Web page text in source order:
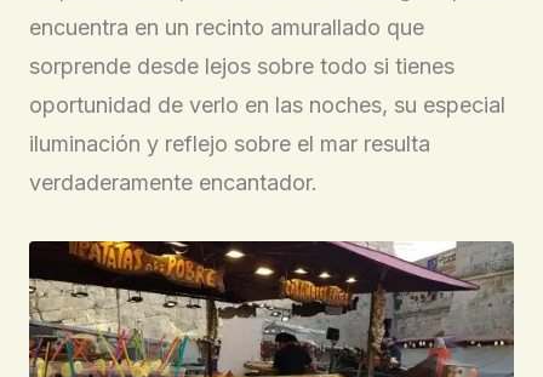
encuentra en un recinto amurallado que
sorprende desde lejos sobre todo si tienes
oportunidad de verlo en las noches, su especial
iluminación y reflejo sobre el mar resulta
verdaderamente encantador.